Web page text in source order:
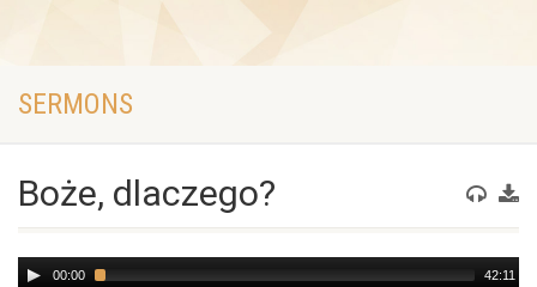
SERMONS
Boże, dlaczego?
Audio00:00 42:11